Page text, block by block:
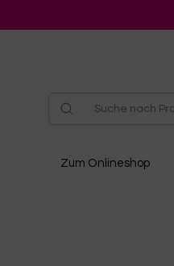
Zum Onlineshop